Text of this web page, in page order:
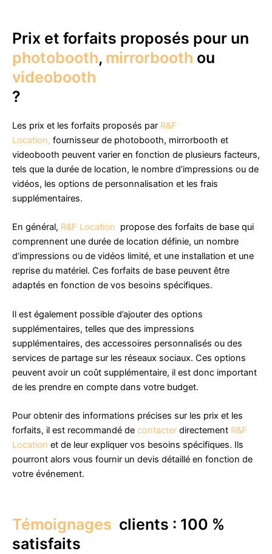
Prix et forfaits proposés pour un
photobooth, mirrorbooth ou
videobooth
?
Les prix et les forfaits proposés par R&F
Location, fournisseur de photobooth, mirrorbooth et
videobooth peuvent varier en fonction de plusieurs facteurs,
tels que la durée de location, le nombre d’impressions ou de
vidéos, les options de personnalisation et les frais
supplémentaires.
En général, R&F Location propose des forfaits de base qui
comprennent une durée de location définie, un nombre
d’impressions ou de vidéos limité, et une installation et une
reprise du matériel. Ces forfaits de base peuvent être
adaptés en fonction de vos besoins spécifiques.
Il est également possible d’ajouter des options
supplémentaires, telles que des impressions
supplémentaires, des accessoires personnalisés ou des
services de partage sur les réseaux sociaux. Ces options
peuvent avoir un coût supplémentaire, il est donc important
de les prendre en compte dans votre budget.
Pour obtenir des informations précises sur les prix et les
forfaits, il est recommandé de contacter directement R&F
Location et de leur expliquer vos besoins spécifiques. Ils
pourront alors vous fournir un devis détaillé en fonction de
votre événement.
Témoignages clients : 100 %
satisfaits